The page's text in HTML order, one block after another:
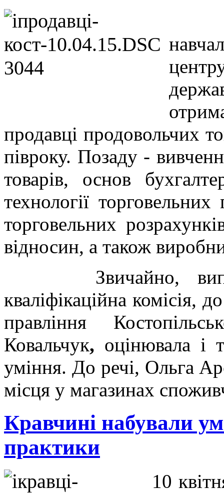
продавці продовольчих
півроку. Позаду -
товарів, основ
технології торговельних
торговельних
відносин, а також
Звичайно,
кваліфікаційна комісія,
правління
Ковальчук, оцінювала і
уміння. До речі, Ольга
місця у магазинах
Кравчині набували
практики
10